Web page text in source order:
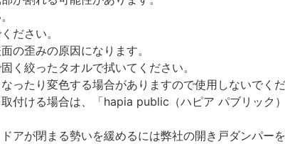
ださい。
の歪みの原因になります。
く絞ったタオルで拭いてください。
ったり変色する場合がありますので使用しないでく
付ける場合は、「hapia public（ハピア パブリック
アが閉まる勢いを緩めるには弊社の開き戸ダンパー